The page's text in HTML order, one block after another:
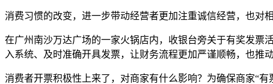
消费习惯的改变，进一步带动经营者更加注重诚信经营，也对
在广州南沙万达广场的一家火锅店内，收银台旁关于有奖发票
入系统、及时准确开具发票，让财务流程更加严谨顺畅，也推
消费者开票积极性上来了，对商家有什么影响？为确保商家“